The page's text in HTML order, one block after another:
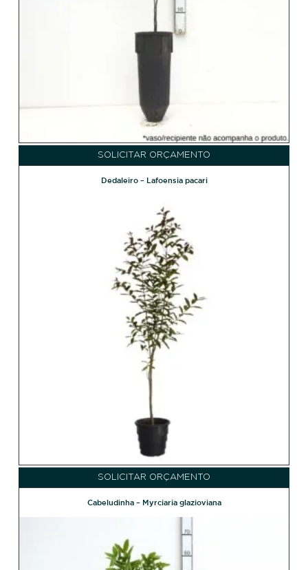
SOLICITAR ORÇAMENTO
Dedaleiro – Lafoensia pacari
SOLICITAR ORÇAMENTO
Cabeludinha – Myrciaria glazioviana